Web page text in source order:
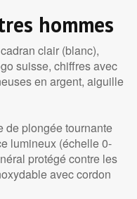
hommes
clair (blanc),
suisse, chiffres avec
en argent, aiguille
de plongée tournante
lumineux (échelle 0-
protégé contre les
avec cordon